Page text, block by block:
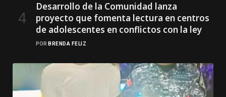
Desarrollo de la Comunidad lanza
proyecto que fomenta lectura en centros
de adolescentes en conflictos con la ley
POR BRENDA FELIZ